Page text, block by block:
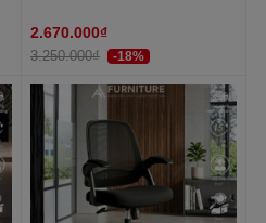
GTRACING MA011 White |
Nội Thất Anh Hoàng
2.670.000₫
3.250.000₫ -18%